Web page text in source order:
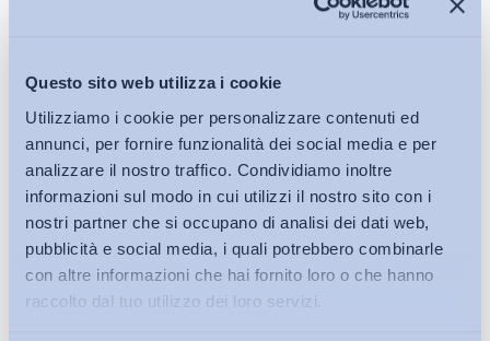
Questo sito web utilizza i cookie
Utilizziamo i cookie per personalizzare contenuti ed
annunci, per fornire funzionalità dei social media e per
analizzare il nostro traffico. Condividiamo inoltre
informazioni sul modo in cui utilizzi il nostro sito con i
nostri partner che si occupano di analisi dei dati web,
pubblicità e social media, i quali potrebbero combinarle
con altre informazioni che hai fornito loro o che hanno
raccolto dal tuo utilizzo dei loro servizi.
Iscriviti alla Newsletter